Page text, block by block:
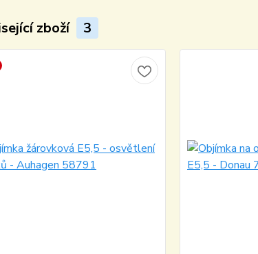
zboží 3